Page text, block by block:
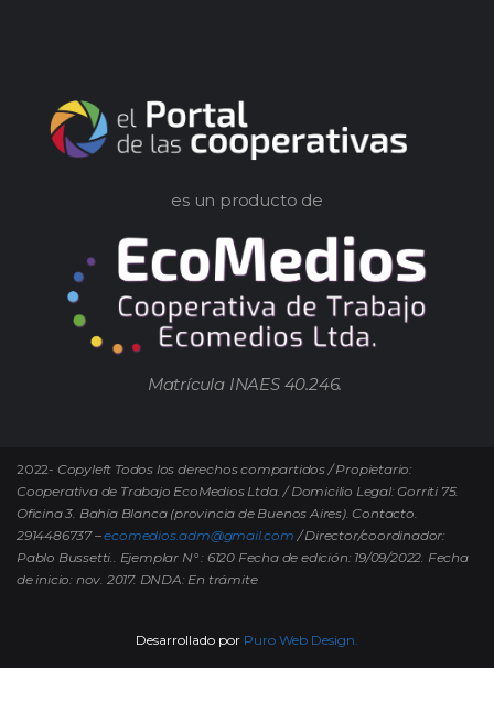
es un producto de
Matrícula INAES 40.246.
2022- Copyleft Todos los derechos compartidos / Propietario:
Cooperativa de Trabajo EcoMedios Ltda. / Domicilio Legal: Gorriti 75.
Oficina 3. Bahía Blanca (provincia de Buenos Aires). Contacto.
2914486737 –ecomedios.adm@gmail.com / Director/coordinador:
Pablo Bussetti.. Ejemplar N° : 6120 Fecha de edición: 19/09/2022. Fecha
de inicio: nov. 2017. DNDA: En trámite
Desarrollado por Puro Web Design.